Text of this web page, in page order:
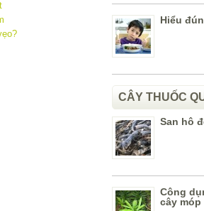
Hiểu
CÂY THUỐC
San hô
Công
cây móp